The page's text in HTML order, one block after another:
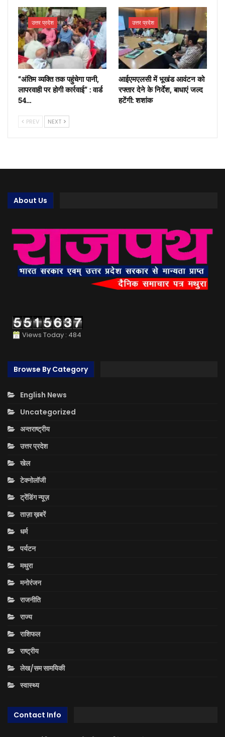
उत्तर प्रदेश
“अंतिम व्यक्ति तक पहुंचेगा पानी,
लापरवाही पर होगी कार्रवाई” : वार्ड
54…
उत्तर प्रदेश
आईएमएलसी में भूखंड आवंटन को
रफ्तार देने के निर्देश, बाधाएं जल्द
हटेंगी: शशांक
PREV NEXT
About Us
Views Today : 484
Browse By Category
English News
Uncategorized
अन्तराष्ट्रीय
उत्तर प्रदेश
खेल
टेक्नोलॉजी
ट्रेंडिंग न्यूज़
ताज़ा ख़बरें
धर्म
पर्यटन
मथुरा
मनोरंजन
राजनीति
राज्य
राशिफल
राष्ट्रीय
लेख/सम सामयिकी
स्वास्थ्य
Contact Info